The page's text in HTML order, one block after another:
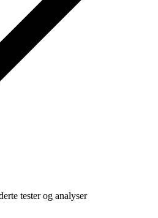
tester og analyser